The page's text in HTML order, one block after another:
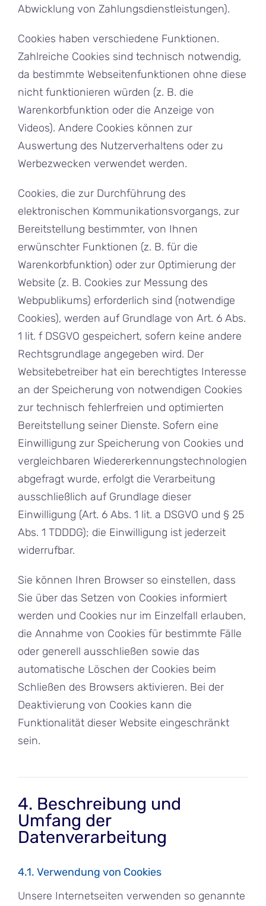
Abwicklung von Zahlungsdienstleistungen).
Cookies haben verschiedene Funktionen.
Zahlreiche Cookies sind technisch notwendig,
da bestimmte Webseitenfunktionen ohne diese
nicht funktionieren würden (z. B. die
Warenkorbfunktion oder die Anzeige von
Videos). Andere Cookies können zur
Auswertung des Nutzerverhaltens oder zu
Werbezwecken verwendet werden.
Cookies, die zur Durchführung des
elektronischen Kommunikationsvorgangs, zur
Bereitstellung bestimmter, von Ihnen
erwünschter Funktionen (z. B. für die
Warenkorbfunktion) oder zur Optimierung der
Website (z. B. Cookies zur Messung des
Webpublikums) erforderlich sind (notwendige
Cookies), werden auf Grundlage von Art. 6 Abs.
1 lit. f DSGVO gespeichert, sofern keine andere
Rechtsgrundlage angegeben wird. Der
Websitebetreiber hat ein berechtigtes Interesse
an der Speicherung von notwendigen Cookies
zur technisch fehlerfreien und optimierten
Bereitstellung seiner Dienste. Sofern eine
Einwilligung zur Speicherung von Cookies und
vergleichbaren Wiedererkennungstechnologien
abgefragt wurde, erfolgt die Verarbeitung
ausschließlich auf Grundlage dieser
Einwilligung (Art. 6 Abs. 1 lit. a DSGVO und § 25
Abs. 1 TDDDG); die Einwilligung ist jederzeit
widerrufbar.
Sie können Ihren Browser so einstellen, dass
Sie über das Setzen von Cookies informiert
werden und Cookies nur im Einzelfall erlauben,
die Annahme von Cookies für bestimmte Fälle
oder generell ausschließen sowie das
automatische Löschen der Cookies beim
Schließen des Browsers aktivieren. Bei der
Deaktivierung von Cookies kann die
Funktionalität dieser Website eingeschränkt
sein.
4. Beschreibung und
Umfang der
Datenverarbeitung
4.1. Verwendung von Cookies
Unsere Internetseiten verwenden so genannte